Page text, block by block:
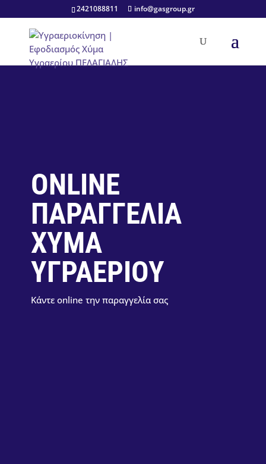
2421088811 info@gasgroup.gr
ONLINE
ΠΑΡΑΓΓΕΛΙΑ
ΧΥΜΑ
ΥΓΡΑΕΡΙΟΥ
Κάντε online την παραγγελία σας